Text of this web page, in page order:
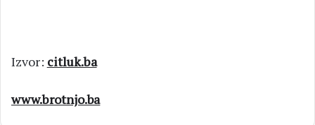
Izvor: citluk.ba
www.brotnjo.ba